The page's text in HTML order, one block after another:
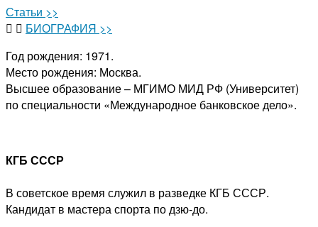
Статьи >>
БИОГРАФИЯ >>
Год рождения: 1971.
Место рождения: Москва.
Высшее образование – МГИМО МИД РФ (Университет)
по специальности «Международное банковское дело».
КГБ СССР
В советское время служил в разведке КГБ СССР.
Кандидат в мастера спорта по дзю-до.